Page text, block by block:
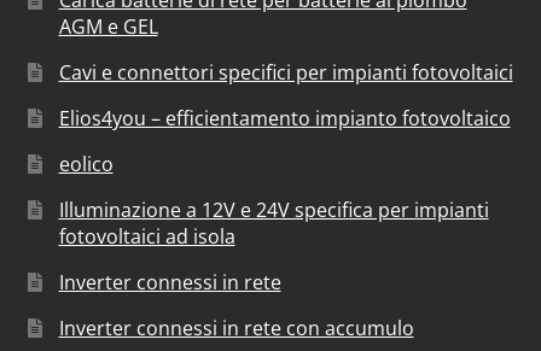
AGM e GEL
Cavi e connettori specifici per impianti fotovoltaici
Elios4you – efficientamento impianto fotovoltaico
eolico
Illuminazione a 12V e 24V specifica per impianti
fotovoltaici ad isola
Inverter connessi in rete
Inverter connessi in rete con accumulo